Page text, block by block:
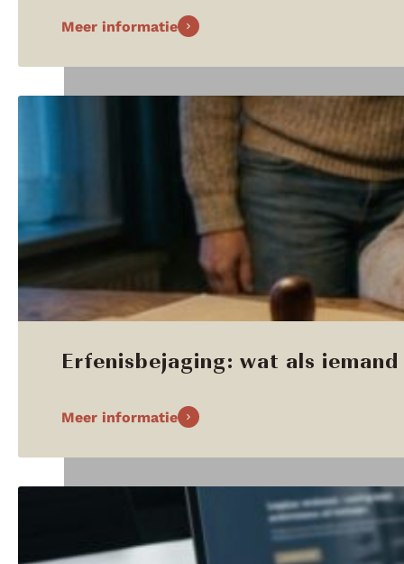
Meer informatie
Erfenisbejaging: wat als
Meer informatie